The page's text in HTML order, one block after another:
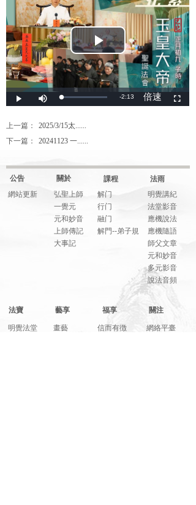
上一篇：
2025/3/15太......
下一篇：
20241123 一......
網站更新
關於
公告 課程
弘聖上師
一覺元
元和妙音
上師傳記
大事記
解门
行门
融门
解門--弟子規
畫藝
明覺法堂
關注
法雨
法寶 藝享 福享
信而有徴
明覺講紀
法堂影音
應機說法
應機隨語
師父文章
元和妙音
多元影音
說法音頻
網絡平臺